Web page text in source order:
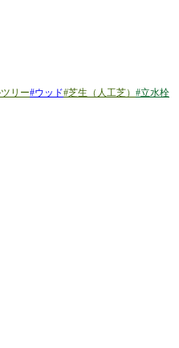
リー#ウッド#芝生（人工芝） #立水栓